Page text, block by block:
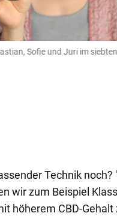
Sofie und Juri im
Technik noch?
wir zum Beispiel
höherem CBD-